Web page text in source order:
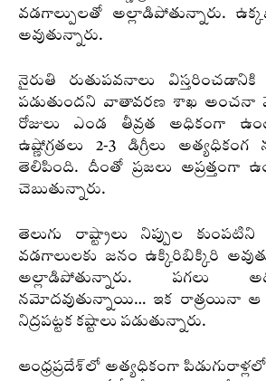
వడగాల్పులతో అల్లాడిపోతున్నారు.
అవుతున్నారు.
నైరుతి రుతుపవనాలు
పడుతుందని వాతావరణ శాఖ అంచనా
రోజులు ఎండ తీవ్రత అధికంగా
ఉష్ణోగ్రతలు 2-3 డిగ్రీలు
తెలిపింది. దీంతో ప్రజలు అప్రత్తంగా
చెబుతున్నారు.
తెలుగు రాష్ట్రాలు నిప్పుల కుంపటిని
వడగాలులకు జనం ఉక్కిరిబిక్కిరి
అల్లాడిపోతున్నారు. పగలు
నమోదవుతున్నాయి… ఇక రాత్రయినా ఆ
నిద్రపట్టక కష్టాలు పడుతున్నారు.
ఆంధ్రప్రదేశ్‌లో అత్యధికంగా పిడుగురాళ్లలో